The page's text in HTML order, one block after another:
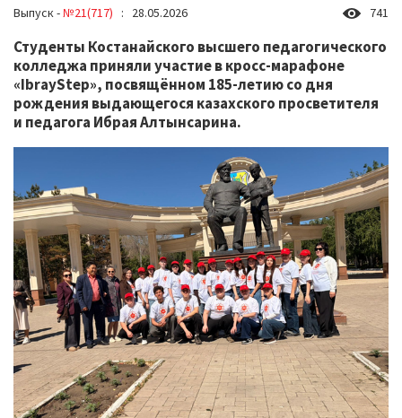
Выпуск -№21(717) : 28.05.2026 741
Студенты Костанайского высшего педагогического
колледжа приняли участие в кросс-марафоне
«IbrayStep», посвящённом 185-летию со дня
рождения выдающегося казахского просветителя
и педагога Ибрая Алтынсарина.